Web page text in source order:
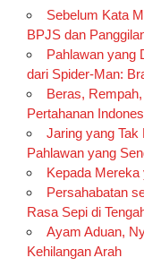
Sebelum Kata
BPJS dan
Pahlawan yang
dari Spider-Man:
Beras,
Pertahanan
Jaring yang Tak
Pahlawan yang
Kepada
Persahabatan
Rasa Sepi di
Ayam Aduan,
Kehilangan Arah